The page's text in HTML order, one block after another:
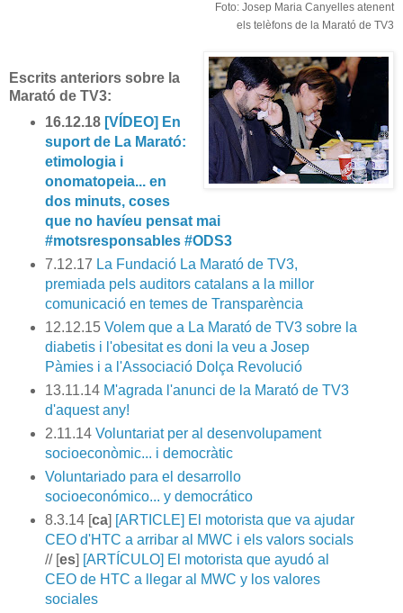
Foto: Josep Maria Canyelles atenent
els telèfons de la Marató de TV3
Escrits anteriors sobre la
Marató de TV3:
16.12.18 [VÍDEO] En
suport de La Marató:
etimologia i
onomatopeia... en
dos minuts, coses
que no havíeu pensat mai
#motsresponsables #ODS3
7.12.17 La Fundació La Marató de TV3,
premiada pels auditors catalans a la millor
comunicació en temes de Transparència
12.12.15 Volem que a La Marató de TV3 sobre la
diabetis i l'obesitat es doni la veu a Josep
Pàmies i a l'Associació Dolça Revolució
13.11.14 M'agrada l'anunci de la Marató de TV3
d'aquest any!
2.11.14 Voluntariat per al desenvolupament
socioeconòmic... i democràtic
Voluntariado para el desarrollo
socioeconómico... y democrático
8.3.14 [ca] [ARTICLE] El motorista que va ajudar
CEO d'HTC a arribar al MWC i els valors socials
// [es] [ARTÍCULO] El motorista que ayudó al
CEO de HTC a llegar al MWC y los valores
sociales